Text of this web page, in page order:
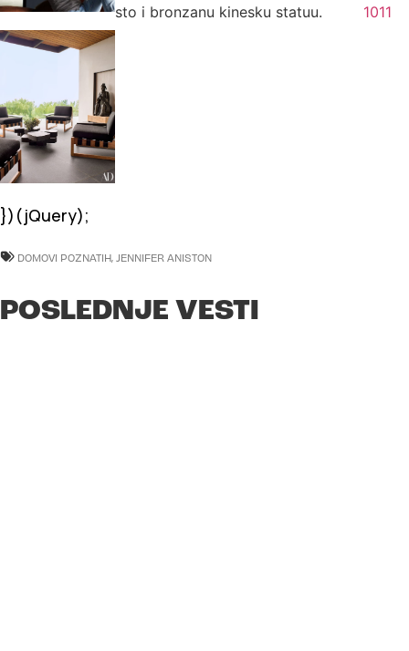
})(jQuery);
sto i bronzanu kinesku statuu.
1011
DOMOVI POZNATIH, JENNIFER ANISTON
POSLEDNJE VESTI